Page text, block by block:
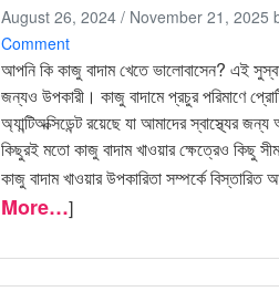
August 26, 2024 / November 21, 2025
Comment
আপনি কি কাজু বাদাম খেতে ভালোবাসেন? এই
জন্যও উপকারী। কাজু বাদামে প্রচুর পরিমাণে
অ্যান্টিঅক্সিডেন্ট রয়েছে যা আমাদের স্বাস্থ্যের
কিছুরই মতো কাজু বাদাম খাওয়ার ক্ষেত্রেও কিছু
কাজু বাদাম খাওয়ার উপকারিতা সম্পর্কে
More…]